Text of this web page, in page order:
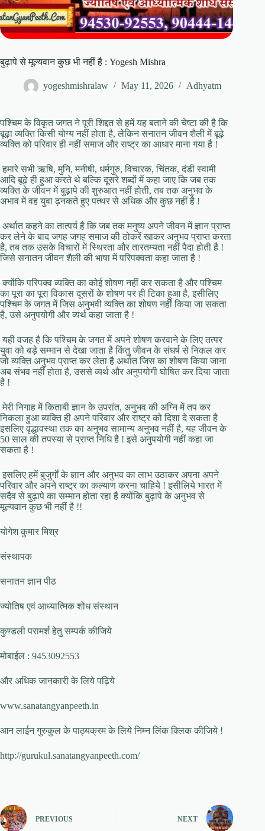
बुढ़ापे से मूल्यवान कुछ भी नहीं है : Yogesh Mishra
yogeshmishralaw May 11, 2026 Adhyatm
पश्चिम के विकृत जगत ने पूरी शिद्दत से हमें यह बताने की चेष्टा की है कि
बूढ़ा व्यक्ति किसी योग्य नहीं होता है, लेकिन सनातन जीवन शैली में बूढ़े
व्यक्ति को परिवार ही नहीं समाज और राष्ट्र का आधार माना गया है !
हमारे सभी ऋषि, मुनि, मनीषी, धर्मगुरु, विचारक, चिंतक, दंडी स्वामी
आदि बूढ़े ही हुआ करते थे बल्कि दूसरे शब्दों में कहा जाए कि जब तक
व्यक्ति के जीवन में बुढ़ापे की शुरुआत नहीं होती, तब तक अनुभव के
अभाव में वह युवा ढ़नकते हुए पत्थर से अधिक और कुछ नहीं है !
अर्थात कहने का तात्पर्य है कि जब तक मनुष्य अपने जीवन में ज्ञान प्राप्त
कर लेने के बाद जगह जगह समाज की ठोकरें खाकर अनुभव प्राप्त करता
है, तब तक उसके विचारों में स्थिरता और तारतम्यता नहीं पैदा होती है !
जिसे सनातन जीवन शैली की भाषा में परिपक्वता कहा जाता है !
क्योंकि परिपक्व व्यक्ति का कोई शोषण नहीं कर सकता है और पश्चिम
का पूरा का पूरा विकास दूसरों के शोषण पर ही टिका हुआ है, इसीलिए
पश्चिम के जगत में जिस अनुभवी व्यक्ति का शोषण नहीं किया जा सकता
है, उसे अनुपयोगी और व्यर्थ कहा जाता है !
यही वजह है कि पश्चिम के जगत में अपने शोषण करवाने के लिए तत्पर
युवा को बड़े सम्मान से देखा जाता है किंतु जीवन के संघर्ष से निकल कर
जो व्यक्ति अनुभव प्राप्त कर लेता है अर्थात जिस का शोषण किया जाना
अब संभव नहीं होता है, उससे व्यर्थ और अनुपयोगी घोषित कर दिया जाता
है !
मेरी निगाह में किताबी ज्ञान के उपरांत, अनुभव की अग्नि में तप कर
निकला हुआ व्यक्ति ही अपने परिवार और राष्ट्र को दिशा दे सकता है
इसलिए वृद्धावस्था तक का अनुभव सामान्य अनुभव नहीं है, यह जीवन के
50 साल की तपस्या से प्राप्त निधि है ! इसे अनुपयोगी नहीं कहा जा
सकता है !
इसलिए हमें बुजुर्गों के ज्ञान और अनुभव का लाभ उठाकर अपना अपने
परिवार और अपने राष्ट्र का कल्याण करना चाहिये ! इसीलिये भारत में
सदैव से बुढ़ापे का सम्मान होता रहा है क्योंकि बुढ़ापे के अनुभव से
मूल्यवान कुछ भी नहीं है !!
योगेश कुमार मिश्र
संस्थापक
सनातन ज्ञान पीठ
ज्योतिष एवं आध्यात्मिक शोध संस्थान
कुण्डली परामर्श हेतु सम्पर्क कीजिये
मोबाईल : 9453092553
और अधिक जानकारी के लिये पढ़िये
www.sanatangyanpeeth.in
आन लाईन गुरुकुल के पाठ्यक्रम के लिये निम्न लिंक क्लिक कीजिये !
http://gurukul.sanatangyanpeeth.com/
PREVIOUS NEXT